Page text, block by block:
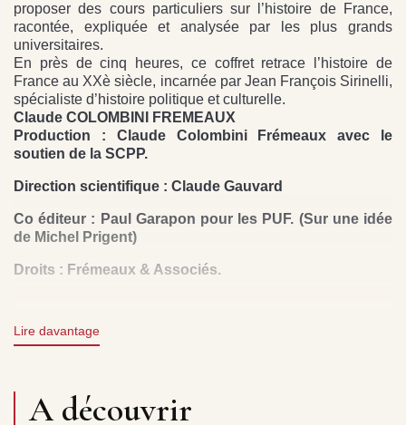
proposer des cours particuliers sur l’histoire de France,
racontée, expliquée et analysée par les plus grands
universitaires.
En près de cinq heures, ce coffret retrace l’histoire de
France au XXè siècle, incarnée par Jean François Sirinelli,
spécialiste d’histoire politique et culturelle.
Claude COLOMBINI FREMEAUX
Production : Claude Colombini Frémeaux avec le
soutien de la SCPP.
Direction scientifique : Claude Gauvard
Co éditeur : Paul Garapon pour les PUF. (Sur une idée
de Michel Prigent)
Droits : Frémeaux & Associés.
PREMIÈRE GUERRE MONDIALE : I. UNE GUERRE
CD 2 :
L’ENTRE DEUX- GUERRES : UNE PÉRIODE EN
DEMI-TEINTE : I. LES ANNÉES 20 - LE RETOUR
Lire davantage
A découvrir